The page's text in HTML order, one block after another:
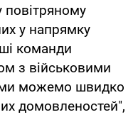
повітряному
у напрямку
команди
з військовими
можемо швидко
домовленостей",